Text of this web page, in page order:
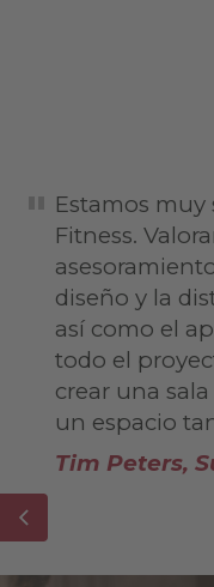
Estamos muy
Fitness.
diseño y la
así como el
todo el
crear una
un espacio
Tim Peters,